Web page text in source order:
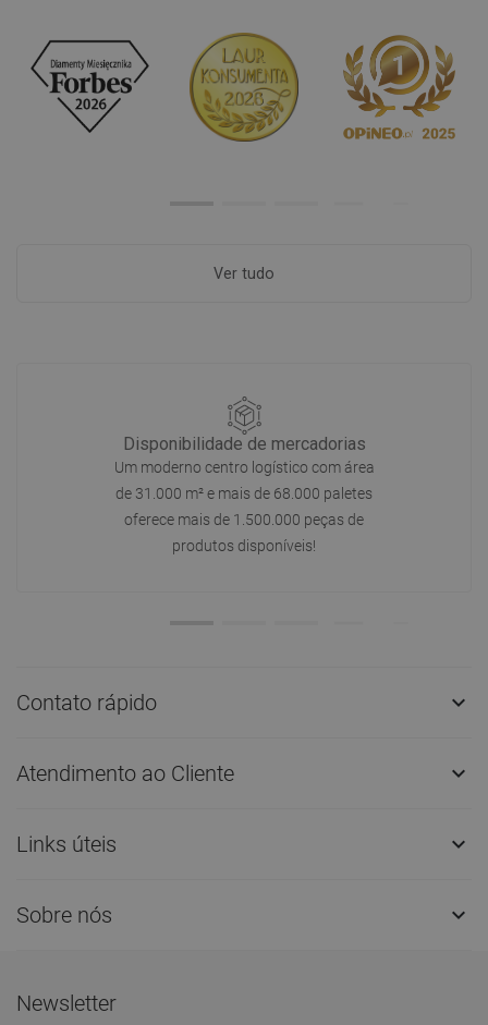
Ver tudo
Disponibilidade de mercadorias
Um moderno centro logístico com área
de 31.000 m² e mais de 68.000 paletes
oferece mais de 1.500.000 peças de
produtos disponíveis!
Contato rápido 
Atendimento ao Cliente 
Links úteis 
Sobre nós 
Newsletter